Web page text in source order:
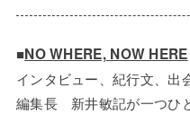
■NO WHERE, NOW HERE
インタビュー、紀行文、
編集長 新井敏記が一つひ